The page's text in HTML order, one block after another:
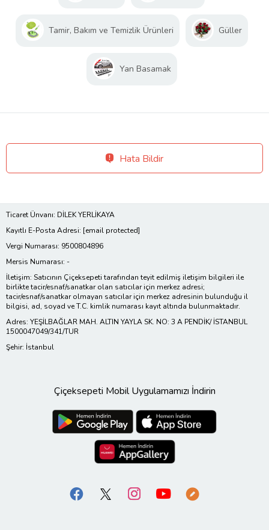
Tamir, Bakım ve Temizlik Ürünleri Güller
Yan Basamak
Hata Bildir
Ticaret Ünvanı: DİLEK YERLİKAYA
Kayıtlı E-Posta Adresi: [email protected]
Vergi Numarası: 9500804896
Mersis Numarası: -
İletişim: Satıcının Çiçeksepeti tarafından teyit edilmiş iletişim bilgileri ile
birlikte tacir/esnaf/sanatkar olan satıcılar için merkez adresi;
tacir/esnaf/sanatkar olmayan satıcılar için merkez adresinin bulunduğu il
bilgisi, ad, soyad ve T.C. kimlik numarası kayıt altında bulunmaktadır.
Adres: YEŞİLBAĞLAR MAH. ALTIN YAYLA SK. NO: 3 A PENDİK/ İSTANBUL
1500047049/341/TUR
Şehir: İstanbul
Çiçeksepeti Mobil Uygulamamızı İndirin